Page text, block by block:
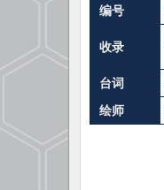
编号
收录
台词
绘师